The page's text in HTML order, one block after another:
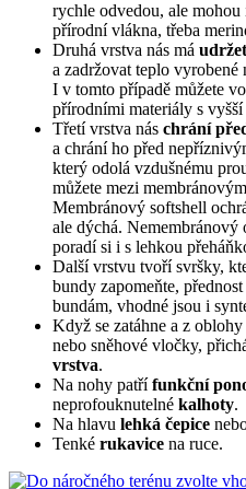
rychle odvedou, ale
přírodní vlákna, třeba
Druhá vrstva nás má
a zadržovat teplo vyrobené
I v tomto případě můžete
přírodními materiály s vyšší
Třetí vrstva nás chrání
a chrání ho před
který odolá vzdušnému
můžete mezi
Membránový softshell
ale dýchá. Nemembránový
poradí si i s lehkou
Další vrstvu tvoří svršky,
bundy zapomeňte,
bundám, vhodné jsou i
Když se zatáhne a z
nebo sněhové vločky,
vrstva.
Na nohy patřífunkční
neprofouknutelné kalhoty.
Na hlavu lehká čepice
Tenké rukavice na ruce.